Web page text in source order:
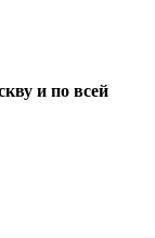
и по всей